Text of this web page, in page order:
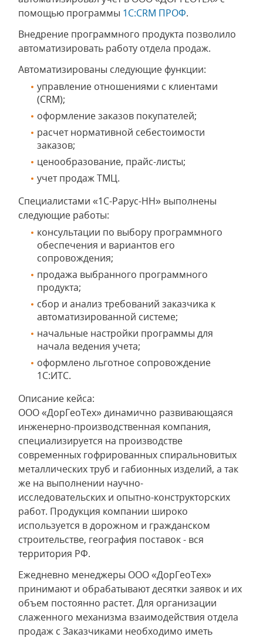
помощью программы 1С:CRM ПРОФ.
Внедрение программного продукта позволило
автоматизировать работу отдела продаж.
Автоматизированы следующие функции:
управление отношениями с клиентами
(CRM);
оформление заказов покупателей;
расчет нормативной себестоимости
заказов;
ценообразование, прайс-листы;
учет продаж ТМЦ.
Специалистами «1С-Рарус-НН» выполнены
следующие работы:
консультации по выбору программного
обеспечения и вариантов его
сопровождения;
продажа выбранного программного
продукта;
сбор и анализ требований заказчика к
автоматизированной системе;
начальные настройки программы для
начала ведения учета;
оформлено льготное сопровождение
1С:ИТС.
Описание кейса:
ООО «ДорГеоТех» динамично развивающаяся
инженерно-производственная компания,
специализируется на производстве
современных гофрированных спиральновитых
металлических труб и габионных изделий, а так
же на выполнении научно-
исследовательских и опытно-конструкторских
работ. Продукция компании широко
используется в дорожном и гражданском
строительстве, география поставок - вся
территория РФ.
Ежедневно менеджеры ООО «ДорГеоТех»
принимают и обрабатывают десятки заявок и их
объем постоянно растет. Для организации
слаженного механизма взаимодействия отдела
продаж с Заказчиками необходимо иметь